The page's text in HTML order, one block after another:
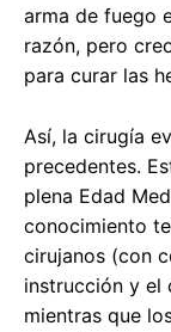
arma de fuego
razón, pero
para curar las
Así, la cirugía
precedentes.
plena Edad
conocimiento
cirujanos (con
instrucción y el
mientras que